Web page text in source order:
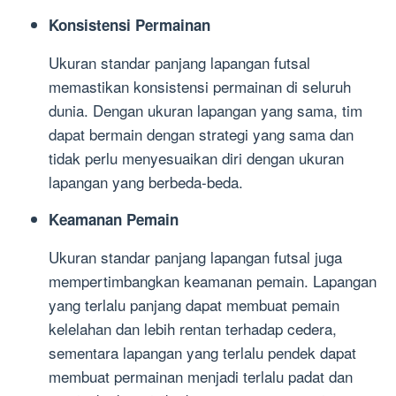
Konsistensi Permainan
Ukuran standar panjang lapangan futsal
memastikan konsistensi permainan di seluruh
dunia. Dengan ukuran lapangan yang sama, tim
dapat bermain dengan strategi yang sama dan
tidak perlu menyesuaikan diri dengan ukuran
lapangan yang berbeda-beda.
Keamanan Pemain
Ukuran standar panjang lapangan futsal juga
mempertimbangkan keamanan pemain. Lapangan
yang terlalu panjang dapat membuat pemain
kelelahan dan lebih rentan terhadap cedera,
sementara lapangan yang terlalu pendek dapat
membuat permainan menjadi terlalu padat dan